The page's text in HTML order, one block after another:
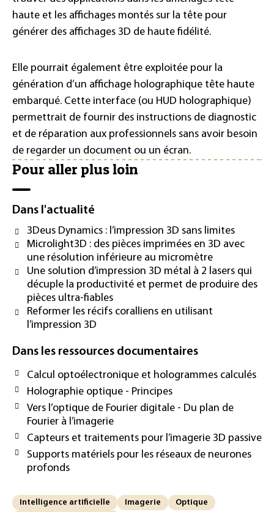
haute et les affichages montés sur la tête pour
générer des affichages 3D de haute fidélité.
Elle pourrait également être exploitée pour la
génération d’un affichage holographique tête haute
embarqué. Cette interface (ou HUD holographique)
permettrait de fournir des instructions de diagnostic
et de réparation aux professionnels sans avoir besoin
de regarder un document ou un écran.
Pour aller plus loin
Dans l'actualité
3Deus Dynamics : l’impression 3D sans limites
Microlight3D : des pièces imprimées en 3D avec
une résolution inférieure au micromètre
Une solution d’impression 3D métal à 2 lasers qui
décuple la productivité et permet de produire des
pièces ultra-fiables
Reformer les récifs coralliens en utilisant
l’impression 3D
Dans les ressources documentaires
Calcul optoélectronique et hologrammes calculés
Holographie optique - Principes
Vers l’optique de Fourier digitale - Du plan de
Fourier à l’imagerie
Capteurs et traitements pour l’imagerie 3D passive
Supports matériels pour les réseaux de neurones
profonds
Intelligence artificielle Imagerie
Optique